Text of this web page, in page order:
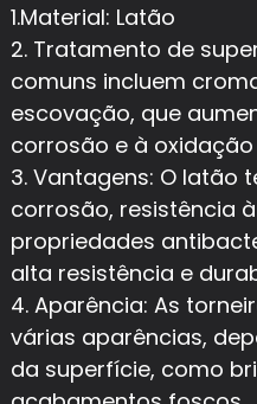
1.Material: Latão
2. Tratamento de
comuns incluem
escovação, que
corrosão e à
3. Vantagens: O latão
corrosão, resistência
propriedades
alta resistência e
4. Aparência: As
várias aparências,
da superfície, como